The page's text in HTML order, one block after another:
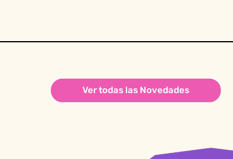
Ver todas las Novedades